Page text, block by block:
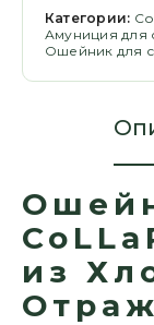
Категории:
Амуниция для
Ошейник для
из